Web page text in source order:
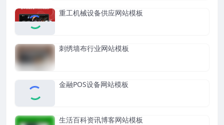
重工机械设备供应网站模板
刺绣墙布行业网站模板
金融POS设备网站模板
生活百科资讯博客网站模板